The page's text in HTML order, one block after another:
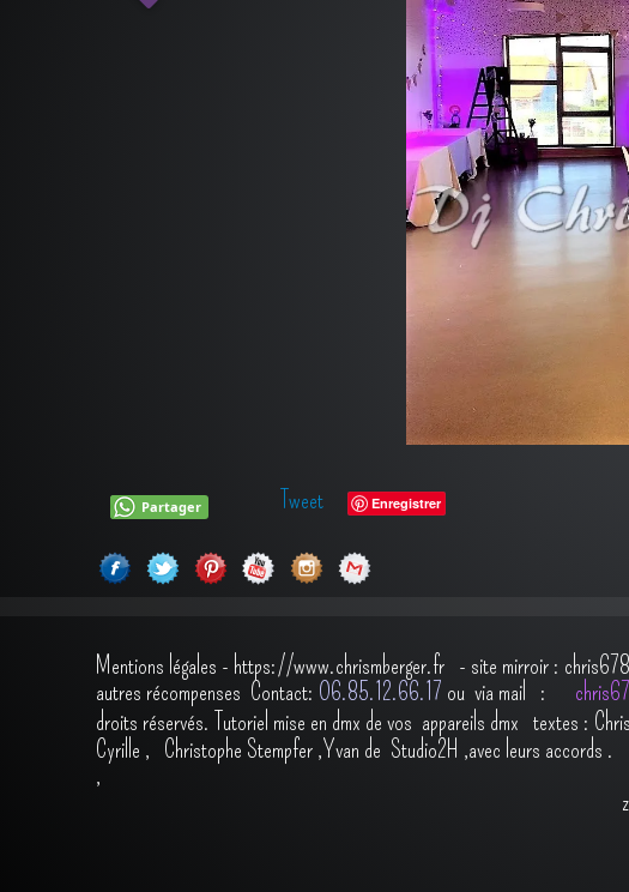
Partager Tweet Enregistrer
Mentions légales - https://www.chrismberger.fr - site mirroir :
autres récompenses Contact: O6.85.12.66.17 ou via mail :
droits réservés. Tutoriel mise en dmx de vos appareils dmx textes :
Cyrille , Christophe Stempfer ,Yvan de Studio2H ,avec leurs accords .
,